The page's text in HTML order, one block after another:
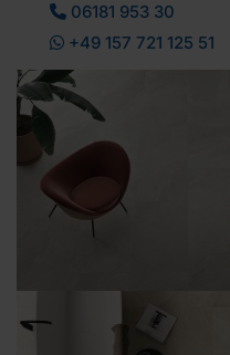
06181 953 30
+49 157 721 125 51